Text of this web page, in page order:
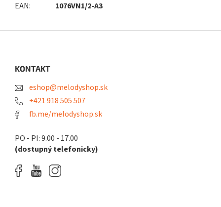
EAN: 1076VN1/2-A3
KONTAKT
eshop@melodyshop.sk
+421 918 505 507
fb.me/melodyshop.sk
PO - PI: 9.00 - 17.00
(dostupný telefonicky)